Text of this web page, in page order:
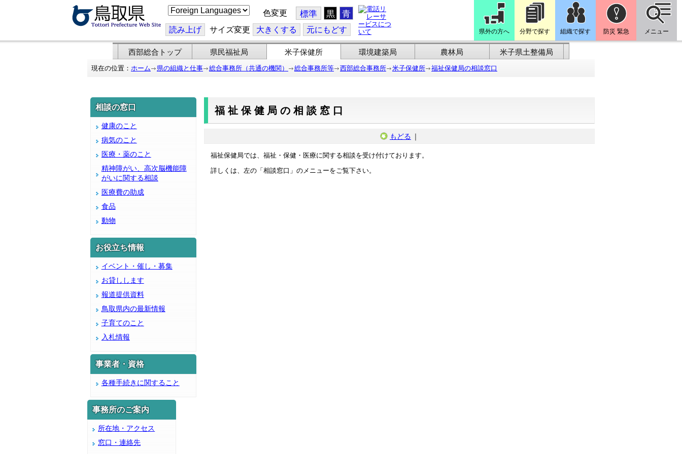
こ
の
ジ
を
翻
訳
す
色変更 標準 黒 青
読み上げ サイズ変更 大きくする 元にもどす 県外の方へ 分野で探す 組織で探す 防災 緊急 メニュー
西部総合トップ 県民福祉局 米子保健所 環境建築局 農林局 米子県土整備局
現在の位置： ホーム 県の組織と仕事 総合事務所（共通の機関） 総合事務所等 西部総合事務所 米子保健所 福祉保健局の相談窓口
相談の窓口
健康のこと
病気のこと
医療・薬のこと
精神障がい、高次脳機能障
がいに関する相談
医療費の助成
食品
動物
お役立ち情報
イベント・催し・募集
お貸しします
報道提供資料
鳥取県内の最新情報
子育てのこと
入札情報
事業者・資格
各種手続きに関すること
事務所のご案内
所在地・アクセス
窓口・連絡先
福祉保健局の相談窓口
もどる ｜
福祉保健局では、福祉・保健・医療に関する相談を受け付けております。
詳しくは、左の「相談窓口」のメニューをご覧下さい。